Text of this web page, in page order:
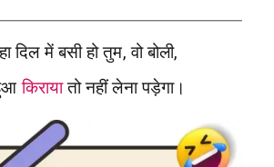
दिल में बसी हो तुम, वो बोली,
किरायातो नहीं लेना पड़ेगा।